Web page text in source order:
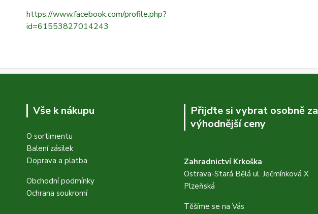
https://www.facebook.com/profile.php?
id=61553827014243
Vše k nákupu
O sortimentu
Balení zásilek
Doprava a platba
Obchodní podmínky
Ochrana soukromí
Přijďte si vybrat osobně za
výhodnější ceny
Zahradnictví Krkoška
Ostrava-Stará Bělá ul. Ječmínková X
Plzeňská
Těšíme se na Vás